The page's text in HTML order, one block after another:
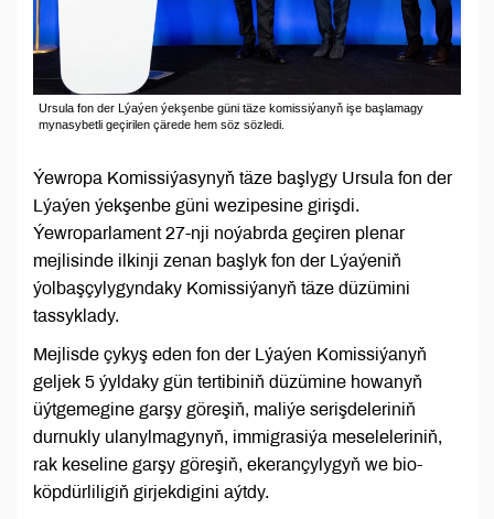
Ursula fon der Lýaýen ýekşenbe güni täze komissiýanyň işe başlamagy
mynasybetli geçirilen çärede hem söz sözledi.
Ýewropa Komissiýasynyň täze başlygy Ursula fon der
Lýaýen ýekşenbe güni wezipesine girişdi.
Ýewroparlament 27-nji noýabrda geçiren plenar
mejlisinde ilkinji zenan başlyk fon der Lýaýeniň
ýolbaşçylygyndaky Komissiýanyň täze düzümini
tassyklady.
Mejlisde çykyş eden fon der Lýaýen Komissiýanyň
geljek 5 ýyldaky gün tertibiniň düzümine howanyň
üýtgemegine garşy göreşiň, maliýe serişdeleriniň
durnukly ulanylmagynyň, immigrasiýa meseleleriniň,
rak keseline garşy göreşiň, ekerançylygyň we bio-
köpdürliligiň girjekdigini aýtdy.